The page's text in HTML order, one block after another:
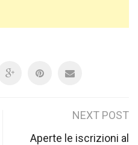
NEXT POST
Aperte le iscrizioni al